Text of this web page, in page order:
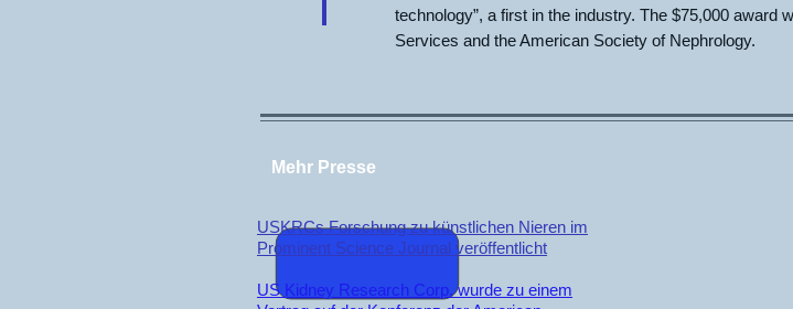
technology”, a first in the industry. The $75,000
Services and the American Society of Nephrology.
Mehr Presse
USKRCs Forschung zu künstlichen Nieren im
Prominent Science Journal veröffentlicht
US Kidney Research Corp. wurde zu einem